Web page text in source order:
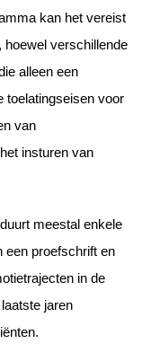
kan het vereist
hoewel verschillende
alleen een
toelatingseisen voor
van
insturen van
meestal enkele
een proefschrift en
in de
jaren